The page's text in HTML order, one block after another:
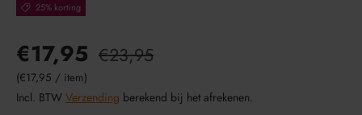
25% korting
€17,95 €23,95
Eenheid prijs
€17,95 / item
Incl. BTW Verzending berekend bij het afrekenen.